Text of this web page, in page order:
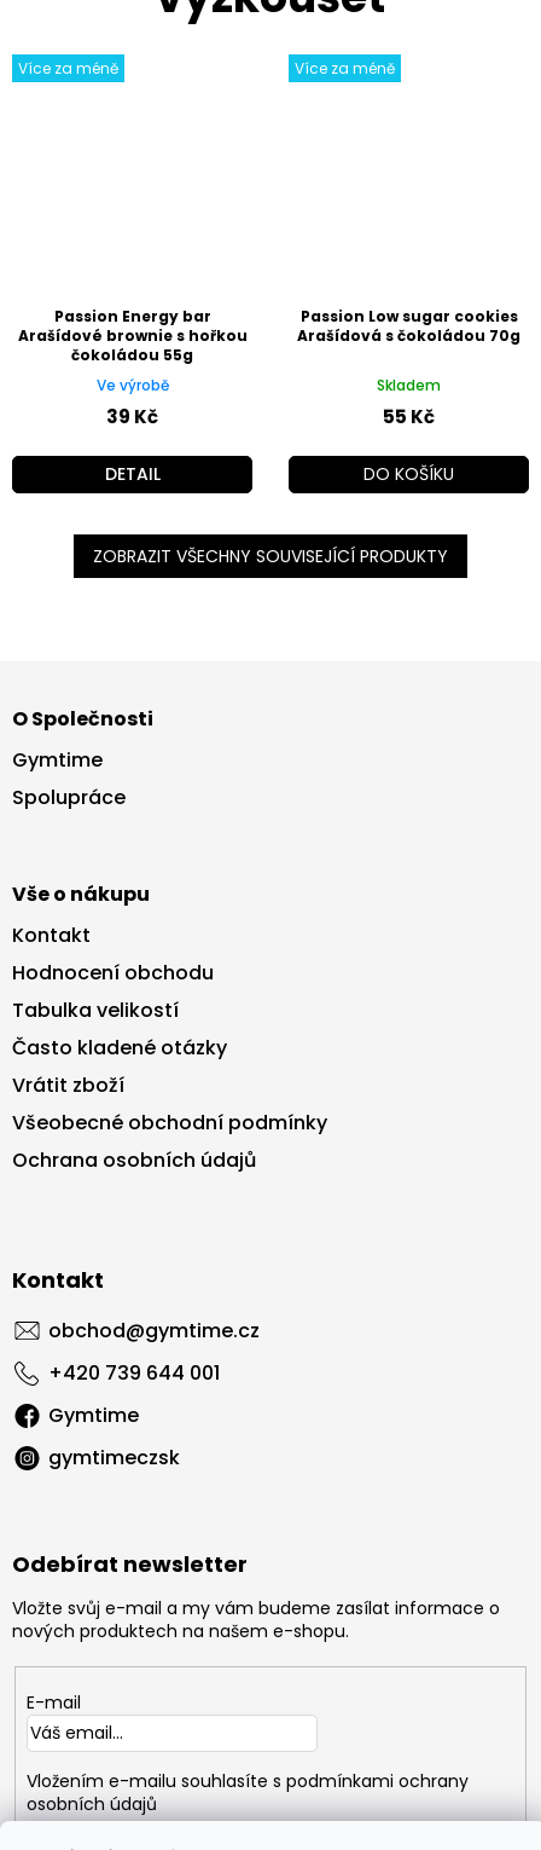
Více za méně
Passion Energy bar
Arašídové brownie s hořkou
čokoládou 55g
Ve výrobě
39 Kč
DETAIL
Více za méně
Passion Low sugar cookies
Arašídová s čokoládou 70g
Skladem
55 Kč
DO KOŠÍKU
ZOBRAZIT VŠECHNY SOUVISEJÍCÍ PRODUKTY
p
a
O Společnosti
Gymtime
Spolupráce
Vše o nákupu
Kontakt
Hodnocení obchodu
Tabulka velikostí
Často kladené otázky
Vrátit zboží
Všeobecné obchodní podmínky
Ochrana osobních údajů
Kontakt
obchod@gymtime.cz
+420 739 644 001
Gymtime
gymtimeczsk
Odebírat newsletter
Vložte svůj e-mail a my vám budeme zasílat informace o
nových produktech na našem e-shopu.
E-mail
Vložením e-mailu souhlasíte s podmínkami ochrany
osobních údajů